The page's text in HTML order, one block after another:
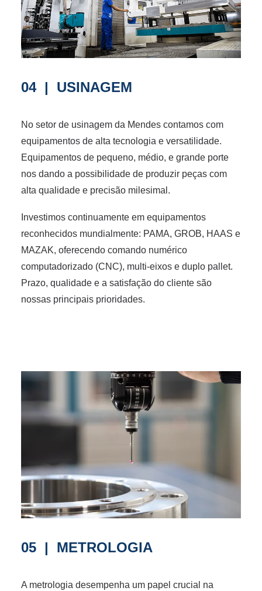
04 | USINAGEM
No setor de usinagem da Mendes contamos com
equipamentos de alta tecnologia e versatilidade.
Equipamentos de pequeno, médio, e grande porte
nos dando a possibilidade de produzir peças com
alta qualidade e precisão milesimal.
Investimos continuamente em equipamentos
reconhecidos mundialmente: PAMA, GROB, HAAS e
MAZAK, oferecendo comando numérico
computadorizado (CNC), multi-eixos e duplo pallet.
Prazo, qualidade e a satisfação do cliente são
nossas principais prioridades.
05 | METROLOGIA
A metrologia desempenha um papel crucial na